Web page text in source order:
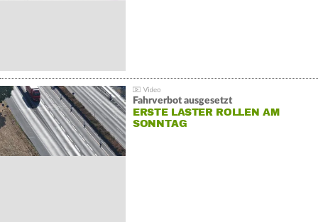
Fahrverbot ausgesetzt
ERSTE LASTER ROLLEN AM
SONNTAG